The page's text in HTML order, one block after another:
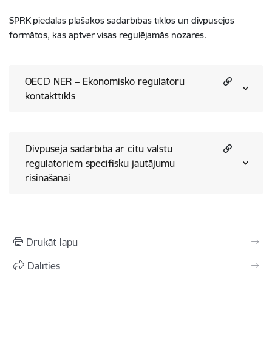
SPRK piedalās plašākos sadarbības tīklos un divpusējos
formātos, kas aptver visas regulējamās nozares.
OECD NER – Ekonomisko regulatoru
kontakttīkls
Divpusējā sadarbība ar citu valstu
regulatoriem specifisku jautājumu
risināšanai
Drukāt lapu
Dalīties